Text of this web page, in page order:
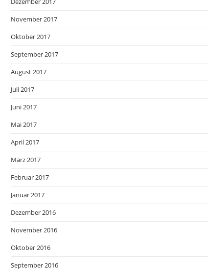
November 2017
Oktober 2017
September 2017
August 2017
Juli 2017
Juni 2017
Mai 2017
April 2017
März 2017
Februar 2017
Januar 2017
Dezember 2016
November 2016
Oktober 2016
September 2016